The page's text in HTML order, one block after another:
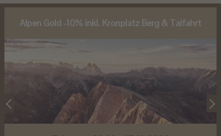
Alpen Gold -10% inkl. Kronplatz Berg & Talfahrt